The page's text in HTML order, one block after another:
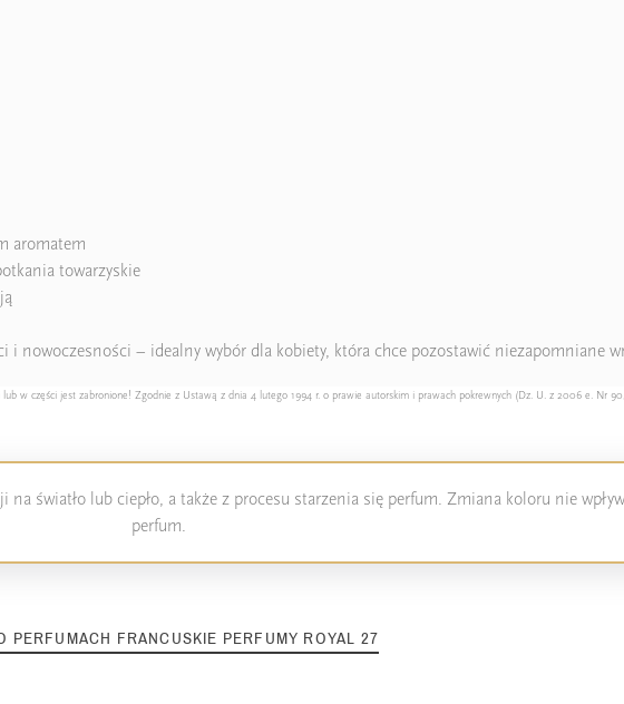
aromatem
towarzyskie
i nowoczesności – idealny wybór dla kobiety, która chce pozostawić niezapomniane
w części jest zabronione! Zgodnie z Ustawą z dnia 4 lutego 1994 r. o prawie autorskim i prawach pokrewnych (Dz. U. z 2006 e. Nr
światło lub ciepło, a także z procesu starzenia się perfum. Zmiana koloru nie
perfum.
PERFUMACH FRANCUSKIE PERFUMY ROYAL 27